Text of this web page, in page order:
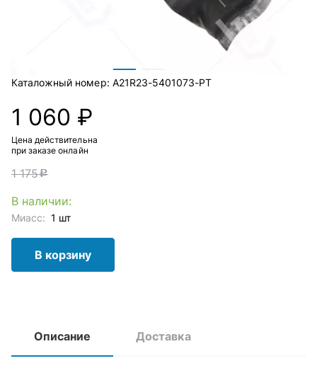
Каталожный номер: A21R23-5401073-РТ
1 060 ₽
Цена действительна
при заказе онлайн
1 175c
В наличии:
Миасс: 1 шт
В корзину
Описание Доставка